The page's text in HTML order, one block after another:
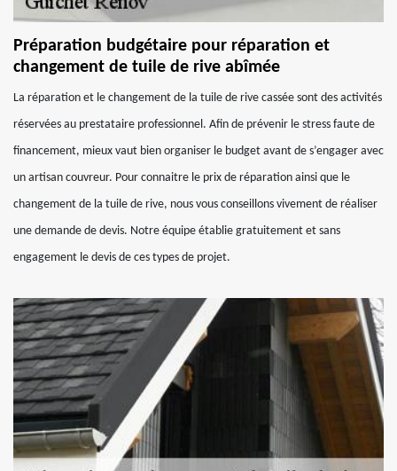
Préparation budgétaire pour réparation et
changement de tuile de rive abîmée
La réparation et le changement de la tuile de rive cassée sont des activités
réservées au prestataire professionnel. Afin de prévenir le stress faute de
financement, mieux vaut bien organiser le budget avant de s’engager avec
un artisan couvreur. Pour connaitre le prix de réparation ainsi que le
changement de la tuile de rive, nous vous conseillons vivement de réaliser
une demande de devis. Notre équipe établie gratuitement et sans
engagement le devis de ces types de projet.